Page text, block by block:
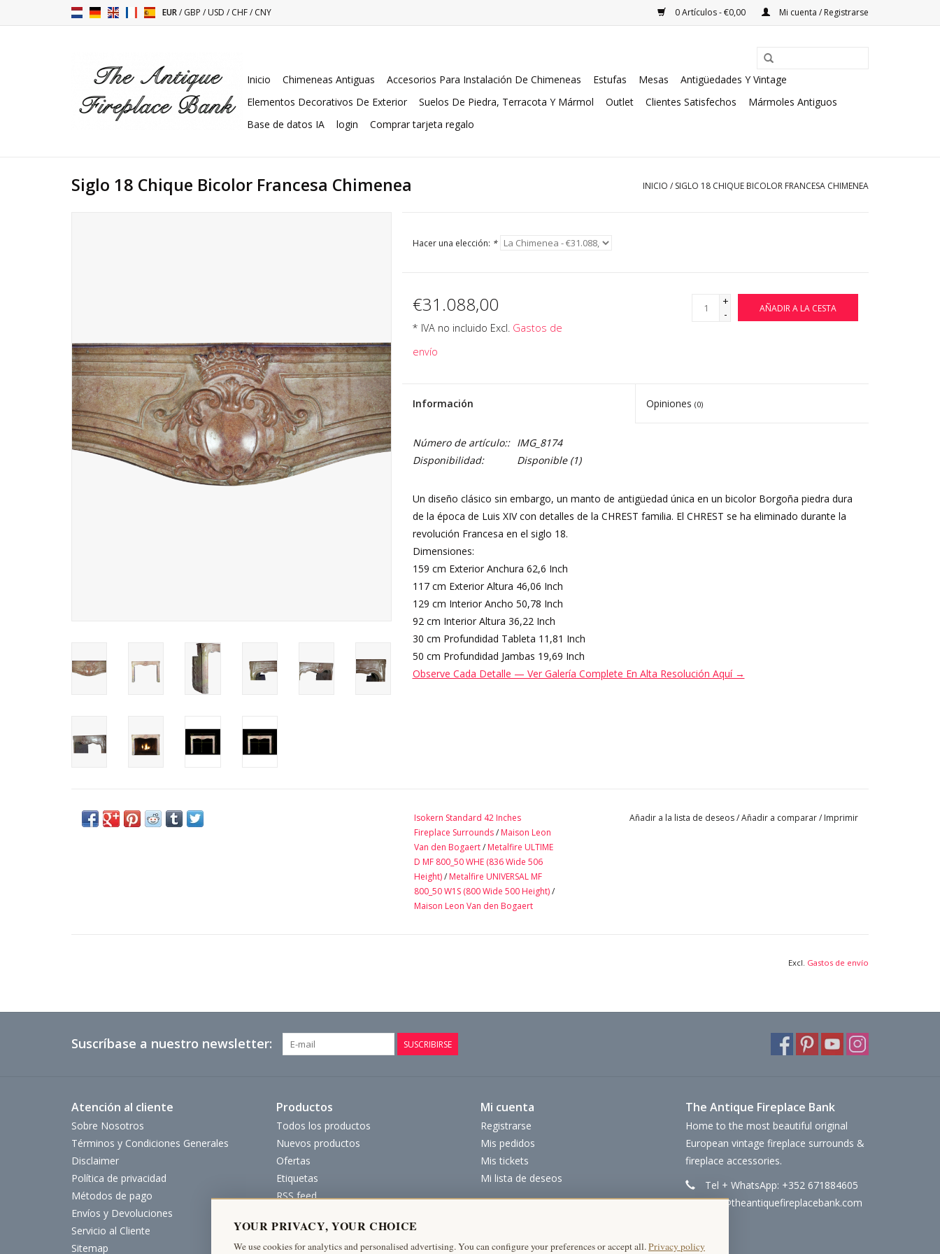
EUR/GBP /USD /CHF/CNY 0 Artículos - €0,00 Mi cuenta / Registrarse
Inicio Chimeneas Antiguas Accesorios Para Instalación De Chimeneas Estufas Mesas
Antigüedades Y Vintage
Elementos Decorativos De Exterior
Suelos De Piedra, Terracota Y Mármol Outlet Clientes Satisfechos
Mármoles Antiguos
Base de datos IA
login Comprar tarjeta regalo
Siglo 18 Chique Bicolor Francesa Chimenea INICIO / SIGLO 18 CHIQUE BICOLOR FRANCESA CHIMENEA
Hacer una elección: *
€31.088,00
* IVA no incluido Excl. Gastos de
envío
+
-
AÑADIR A LA CESTA
Información Opiniones(0)
Número de artículo::
IMG_8174
Disponibilidad:
Disponible(1)
Un diseño clásico sin embargo, un manto de antigüedad única en un bicolor Borgoña piedra dura
de la época de Luis XIV con detalles de la CHREST familia. El CHREST se ha eliminado durante la
revolución Francesa en el siglo 18.
Dimensiones:
159 cm Exterior Anchura 62,6 Inch
117 cm Exterior Altura 46,06 Inch
129 cm Interior Ancho 50,78 Inch
92 cm Interior Altura 36,22 Inch
30 cm Profundidad Tableta 11,81 Inch
50 cm Profundidad Jambas 19,69 Inch
Observe Cada Detalle — Ver Galería Complete En Alta Resolución Aquí →
Isokern Standard 42 Inches
Fireplace Surrounds/ Maison Leon
Van den Bogaert/ Metalfire ULTIME
D MF 800_50 WHE (836 Wide 506
Height)/ Metalfire UNIVERSAL MF
800_50 W1S (800 Wide 500 Height)/
Maison Leon Van den Bogaert
Añadir a la lista de deseos/Añadir a comparar/ Imprimir
Excl. Gastos de envío
Suscríbase a nuestro newsletter: SUSCRIBIRSE
Atención al cliente
Sobre Nosotros
Términos y Condiciones Generales
Disclaimer
Política de privacidad
Métodos de pago
Envíos y Devoluciones
Servicio al Cliente
Sitemap
Productos
Todos los productos
Nuevos productos
Ofertas
Etiquetas
RSS feed
Mi cuenta
Registrarse
Mis pedidos
Mis tickets
Mi lista de deseos
The Antique Fireplace Bank
Home to the most beautiful original
European vintage fireplace surrounds &
fireplace accessories.
Tel + WhatsApp: +352 671884605
info@theantiquefireplacebank.com
YOUR PRIVACY, YOUR CHOICE
We use cookies for analytics and personalised advertising. You can configure your preferences or accept all.Privacy policy